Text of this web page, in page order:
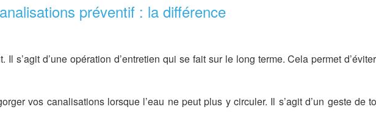
préventif : la différence
s’agit d’une opération d’entretien qui se fait sur le long terme. Cela permet
vos canalisations lorsque l’eau ne peut plus y circuler. Il s’agit d’un geste de